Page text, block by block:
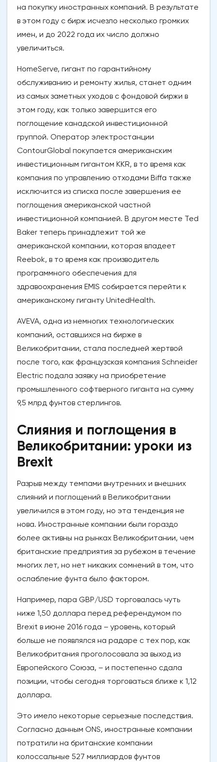
на покупку иностранных компаний. В результате
в этом году с бирж исчезло несколько громких
имен, и до 2022 года их число должно
увеличиться.
HomeServe, гигант по гарантийному
обслуживанию и ремонту жилья, станет одним
из самых заметных уходов с фондовой биржи в
этом году, как только завершится его
поглощение канадской инвестиционной
группой. Оператор электростанции
ContourGlobal покупается американским
инвестиционным гигантом KKR, в то время как
компания по управлению отходами Biffa также
исключится из списка после завершения ее
поглощения американской частной
инвестиционной компанией. В другом месте Ted
Baker теперь принадлежит той же
американской компании, которая владеет
Reebok, в то время как производитель
программного обеспечения для
здравоохранения EMIS собирается перейти к
американскому гиганту UnitedHealth.
AVEVA, одна из немногих технологических
компаний, оставшихся на бирже в
Великобритании, стала последней жертвой
после того, как французская компания Schneider
Electric подала заявку на приобретение
промышленного софтверного гиганта на сумму
9,5 млрд фунтов стерлингов.
Слияния и поглощения в
Великобритании: уроки из
Brexit
Разрыв между темпами внутренних и внешних
слияний и поглощений в Великобритании
увеличился в этом году, но эта тенденция не
нова. Иностранные компании были гораздо
более активны на рынках Великобритании, чем
британские предприятия за рубежом в течение
многих лет, но нет никаких сомнений в том, что
ослабление фунта было фактором.
Например, пара GBP/USD торговалась чуть
ниже 1,50 доллара перед референдумом по
Brexit в июне 2016 года – уровень, который
больше не появлялся на радаре с тех пор, как
Великобритания проголосовала за выход из
Европейского Союза, – и постепенно сдала
позиции, чтобы сегодня торговаться ближе к 1,12
доллара.
Это имело некоторые серьезные последствия.
Согласно данным ONS, иностранные компании
потратили на британские компании
колоссальные 527 миллиардов фунтов